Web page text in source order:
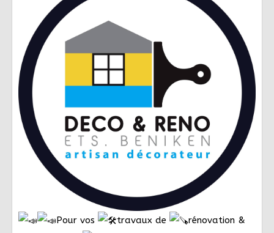
Pour vos travaux de
rénovation &